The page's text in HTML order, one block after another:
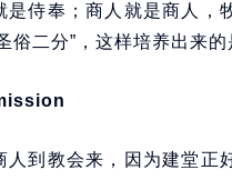
是侍奉；商人就是商人，
俗二分”，这样培养出来的
人到教会来，因为建堂正